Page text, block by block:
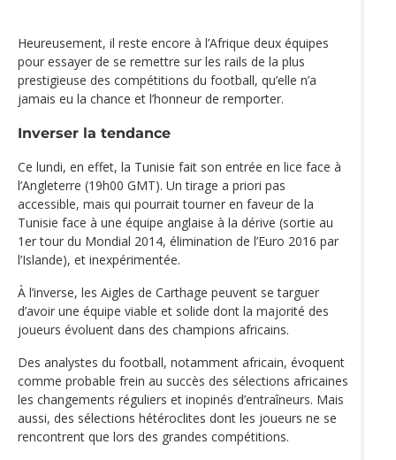
Heureusement, il reste encore à l’Afrique deux équipes
pour essayer de se remettre sur les rails de la plus
prestigieuse des compétitions du football, qu’elle n’a
jamais eu la chance et l’honneur de remporter.
Inverser la tendance
Ce lundi, en effet, la Tunisie fait son entrée en lice face à
l’Angleterre (19h00 GMT). Un tirage a priori pas
accessible, mais qui pourrait tourner en faveur de la
Tunisie face à une équipe anglaise à la dérive (sortie au
1er tour du Mondial 2014, élimination de l’Euro 2016 par
l’Islande), et inexpérimentée.
À l’inverse, les Aigles de Carthage peuvent se targuer
d’avoir une équipe viable et solide dont la majorité des
joueurs évoluent dans des champions africains.
Des analystes du football, notamment africain, évoquent
comme probable frein au succès des sélections africaines
les changements réguliers et inopinés d’entraîneurs. Mais
aussi, des sélections hétéroclites dont les joueurs ne se
rencontrent que lors des grandes compétitions.